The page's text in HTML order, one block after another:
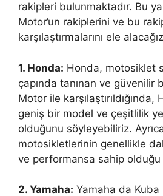
rakipleri bulunmaktadır. Bu
Motor’un rakiplerini ve bu
karşılaştırmalarını ele
1. Honda: Honda, motosiklet
çapında tanınan ve güvenilir
Motor ile karşılaştırıldığında,
geniş bir model ve çeşitlilik
olduğunu söyleyebiliriz.
motosikletlerinin genellikle
ve performansa sahip
2. Yamaha: Yamaha da Kuba